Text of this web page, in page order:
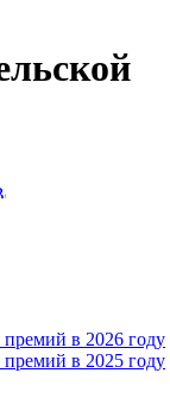
в 2026 году
в 2025 году